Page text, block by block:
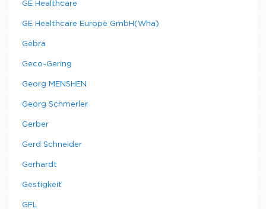
GE Healthcare
GE Healthcare Europe GmbH(Wha)
Gebra
Geco-Gering
Georg MENSHEN
Georg Schmerler
Gerber
Gerd Schneider
Gerhardt
Gestigkeit
GFL